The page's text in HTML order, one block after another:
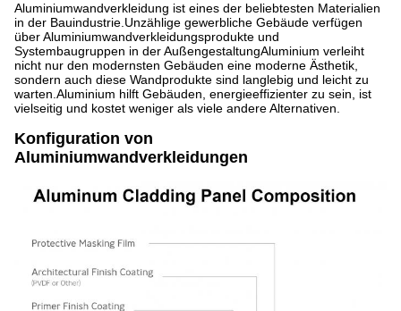
Aluminiumwandverkleidung ist eines der beliebtesten Materialien
in der Bauindustrie.Unzählige gewerbliche Gebäude verfügen
über Aluminiumwandverkleidungsprodukte und
Systembaugruppen in der AußengestaltungAluminium verleiht
nicht nur den modernsten Gebäuden eine moderne Ästhetik,
sondern auch diese Wandprodukte sind langlebig und leicht zu
warten.Aluminium hilft Gebäuden, energieeffizienter zu sein, ist
vielseitig und kostet weniger als viele andere Alternativen.
Konfiguration von
Aluminiumwandverkleidungen